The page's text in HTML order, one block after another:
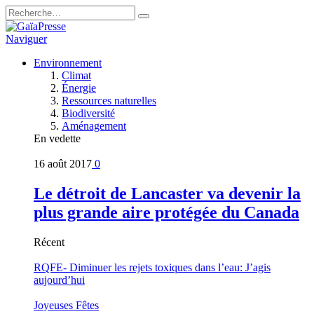
Naviguer
Environnement
Climat
Énergie
Ressources naturelles
Biodiversité
Aménagement
En vedette
16 août 2017 0
Le détroit de Lancaster va devenir la
plus grande aire protégée du Canada
Récent
RQFE- Diminuer les rejets toxiques dans l’eau: J’agis
aujourd’hui
Joyeuses Fêtes